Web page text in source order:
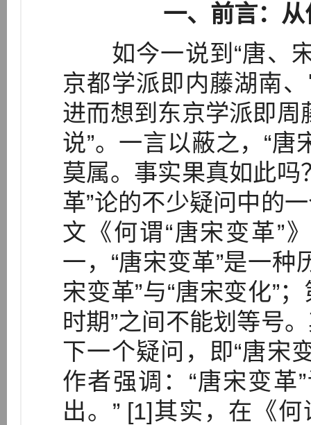
一、前言：
如今一说到“唐、宋
京都学派即内藤湖南
进而想到东京学派即周
说”。一言以蔽之，“唐
莫属。事实果真如此吗
革”论的不少疑问中的
文《何谓“唐宋变革”
一，“唐宋变革”是一种
宋变革”与“唐宋变化”
时期”之间不能划等号
下一个疑问，即“唐宋
作者强调：“唐宋变革
出。” [1]其实，在《